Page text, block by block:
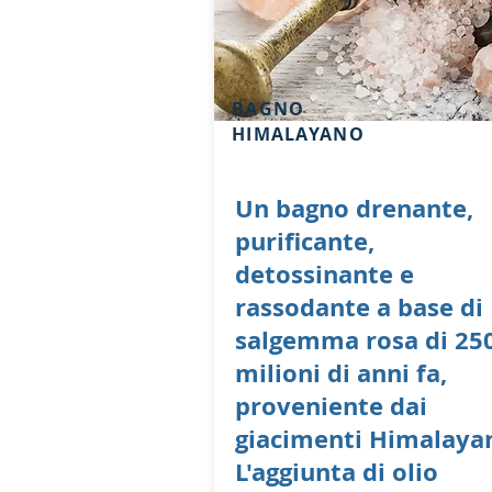
BAGNO
HIMALAYANO
Un bagno drenante,
purificante,
detossinante e
rassodante a base di
salgemma rosa di
milioni di anni fa,
proveniente dai
giacimenti
L'aggiunta di olio